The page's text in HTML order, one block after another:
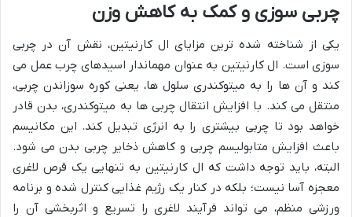
چربی سوزی و کمک به کاهش وزن
یکی از شناخته شده ترین مزایای ال کارنیتین، نقش آن در چربی
سوزی است. ال کارنیتین به عنوان مهماندار اسیدهای چرب عمل می
کند و آن ها را به میتوکندری سلول ها، یعنی کوره سوزاندن چربی،
منتقل می کند. با افزایش انتقال چربی ها به میتوکندری، بدن قادر
خواهد بود تا چربی بیشتری را به انرژی تبدیل کند. این مکانیسم
باعث افزایش متابولیسم چربی و کاهش ذخایر چربی بدن می شود.
البته، باید توجه داشت که ال کارنیتین به تنهایی یک قرص لاغری
معجزه آسا نیست؛ بلکه در کنار یک رژیم غذایی کنترل شده و برنامه
ورزشی منظم، می تواند فرآیند لاغری را تسریع و اثربخشی آن را